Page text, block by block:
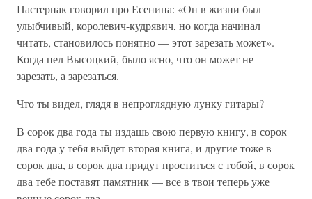
Пастернак говорил про Есенина: «Он в жизни был
улыбчивый, королевич-кудрявич, но когда начинал
читать, становилось понятно — этот зарезать может».
Когда пел Высоцкий, было ясно, что он может не
зарезать, а зарезаться.
Что ты видел, глядя в непроглядную лунку гитары?
В сорок два года ты издашь свою первую книгу, в сорок
два года у тебя выйдет вторая книга, и другие тоже в
сорок два, в сорок два придут проститься с тобой, в сорок
два тебе поставят памятник — все в твои теперь уже